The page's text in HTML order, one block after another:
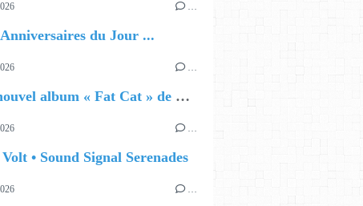
…
du Jour ...
…
🔵 Le nouvel album « Fat Cat » de Delilah Holliday (sortie le 30 Octobre 2026)
…
• Sound Signal Serenades
…